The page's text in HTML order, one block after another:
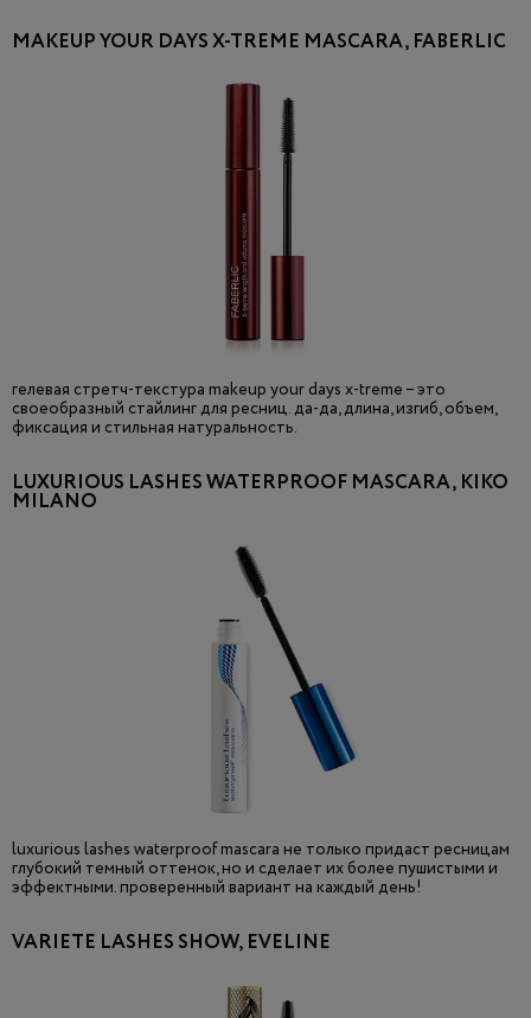
MAKEUP YOUR DAYS X-TREME MASCARA, FABERLIC
гелевая стретч-текстура makeup your days x-treme – это
своеобразный стайлинг для ресниц. да-да, длина, изгиб, объем,
фиксация и стильная натуральность.
LUXURIOUS LASHES WATERPROOF MASCARA, KIKO
MILANO
luxurious lashes waterproof mascara не только придаст ресницам
глубокий темный оттенок, но и сделает их более пушистыми и
эффектными. проверенный вариант на каждый день!
VARIETE LASHES SHOW, EVELINE